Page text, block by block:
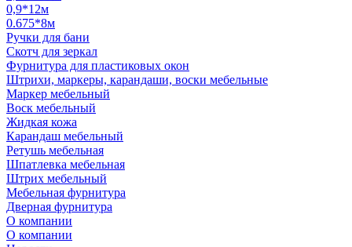
0,9*12м
0.675*8м
Ручки для бани
Скотч для зеркал
Фурнитура для пластиковых окон
Штрихи, маркеры, карандаши, воски мебельные
Маркер мебельный
Воск мебельный
Жидкая кожа
Карандаш мебельный
Ретушь мебельная
Шпатлевка мебельная
Штрих мебельный
Мебельная фурнитура
Дверная фурнитура
О компании
О компании